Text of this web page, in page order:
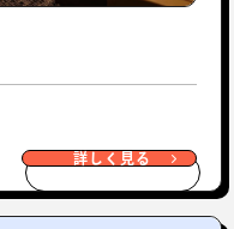
詳しく見る